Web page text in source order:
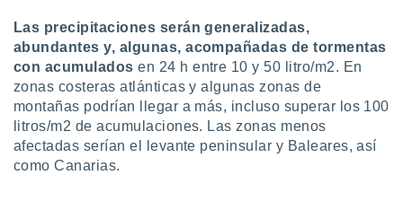
1199
Las precipitaciones serán generalizadas,
abundantes y, algunas, acompañadas de tormentas
con acumulados en 24 h entre 10 y 50 litro/m2. En
zonas costeras atlánticas y algunas zonas de
montañas podrían llegar a más, incluso superar los 100
litros/m2 de acumulaciones. Las zonas menos
afectadas serían el levante peninsular y Baleares, así
como Canarias.